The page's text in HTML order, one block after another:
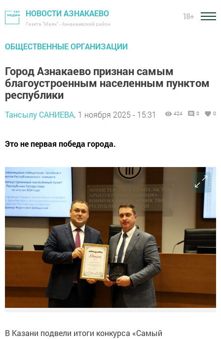
НОВОСТИ АЗНАКАЕВО
Газета "Маяк" - Азнакаевский район
18+
ОБЩЕСТВЕННЫЕ ОРГАНИЗАЦИИ
Город Азнакаево признан самым
благоустроенным населенным пунктом
республики
Тансылу САНИЕВА, 1 ноября 2025 - 15:31 424 0 0
Это не первая победа города.
В Казани подвели итоги конкурса «Самый